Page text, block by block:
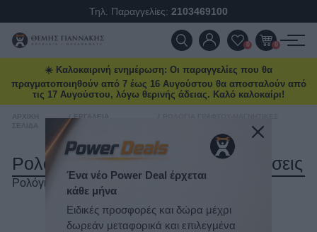
Τηλ. Παραγγελίες: 2103469100
ΠΡΟΪΌΝΤΑ
ΠΡΟΣΦΟΡΈΣ
ΕΠΙΚΟΙΝΩΝΊΑ
ΝΈΑ & ΆΡΘΡΑ
0 0
☀️ Καλοκαιρινή ενημέρωση: Οι παραγγελίες που θα
πραγματοποιηθούν από 7 έως 16 Αυγούστου θα αποσταλούν από
τις 17 Αυγούστου, λόγω θερινής άδειας. Καλό καλοκαίρι!
Ρολόγια Γράφτου-Μαγνητικές Βάσεις
Ρολόγια γράφτου-Μαγνητικές βάσεις
ΤΑΞΙΝΌΜΗΣΗ
Ένα νέο Power Deal έρχεται
κάθε μήνα